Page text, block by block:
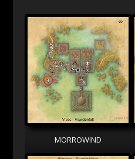
MORROWIND